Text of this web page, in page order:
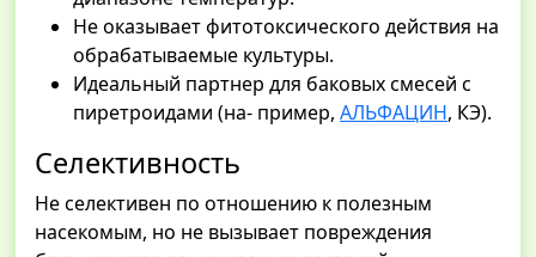
Не оказывает фитотоксического действия на
обрабатываемые культуры.
Идеальный партнер для баковых смесей с
пиретроидами (на- пример, АЛЬФАЦИН, КЭ).
Селективность
Не селективен по отношению к полезным
насекомым, но не вызывает повреждения